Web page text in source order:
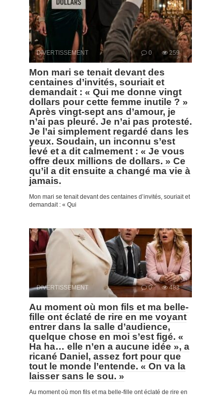
DIVERTISSEMENT 0 259
Mon mari se tenait devant des
centaines d’invités, souriait et
demandait : « Qui me donne vingt
dollars pour cette femme inutile ? »
Après vingt-sept ans d’amour, je
n’ai pas pleuré. Je n’ai pas protesté.
Je l’ai simplement regardé dans les
yeux. Soudain, un inconnu s’est
levé et a dit calmement : « Je vous
offre deux millions de dollars. » Ce
qu’il a dit ensuite a changé ma vie à
jamais.
Mon mari se tenait devant des centaines d’invités, souriait et
demandait : « Qui
DIVERTISSEMENT 0 483
Au moment où mon fils et ma belle-
fille ont éclaté de rire en me voyant
entrer dans la salle d’audience,
quelque chose en moi s’est figé. «
Ha ha… elle n’en a aucune idée », a
ricané Daniel, assez fort pour que
tout le monde l’entende. « On va la
laisser sans le sou. »
Au moment où mon fils et ma belle-fille ont éclaté de rire en